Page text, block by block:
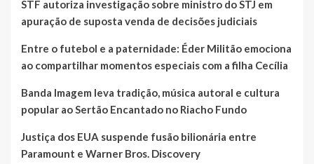
STF autoriza investigação sobre ministro do STJ em
apuração de suposta venda de decisões judiciais
Entre o futebol e a paternidade: Éder Militão emociona
ao compartilhar momentos especiais com a filha Cecília
Banda Imagem leva tradição, música autoral e cultura
popular ao Sertão Encantado no Riacho Fundo
Justiça dos EUA suspende fusão bilionária entre
Paramount e Warner Bros. Discovery